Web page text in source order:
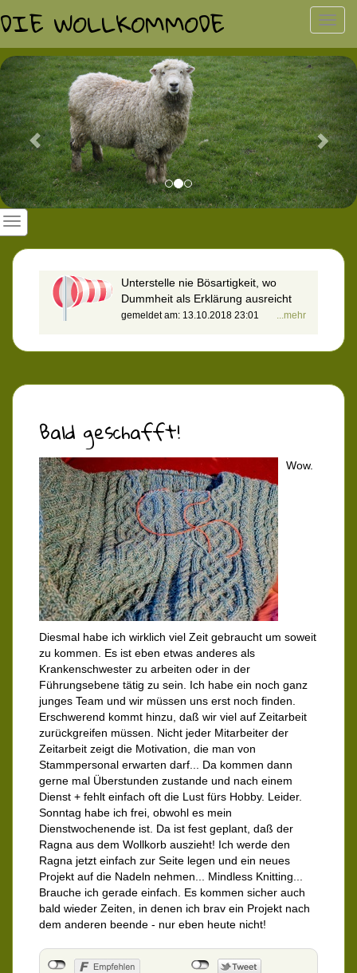
DIE WOLLKOMMODE
Previous
Unterstelle nie Bösartigkeit, wo
Dummheit als Erklärung ausreicht
...mehr
gemeldet am: 13.10.2018 23:01
Bald geschafft!
Wow.
Diesmal habe ich wirklich viel Zeit gebraucht um soweit
zu kommen. Es ist eben etwas anderes als
Krankenschwester zu arbeiten oder in der
Führungsebene tätig zu sein. Ich habe ein noch ganz
junges Team und wir müssen uns erst noch finden.
Erschwerend kommt hinzu, daß wir viel auf Zeitarbeit
zurückgreifen müssen. Nicht jeder Mitarbeiter der
Zeitarbeit zeigt die Motivation, die man von
Stammpersonal erwarten darf... Da kommen dann
gerne mal Überstunden zustande und nach einem
Dienst + fehlt einfach oft die Lust fürs Hobby. Leider.
Sonntag habe ich frei, obwohl es mein
Dienstwochenende ist. Da ist fest geplant, daß der
Ragna aus dem Wollkorb auszieht! Ich werde den
Ragna jetzt einfach zur Seite legen und ein neues
Projekt auf die Nadeln nehmen... Mindless Knitting...
Brauche ich gerade einfach. Es kommen sicher auch
bald wieder Zeiten, in denen ich brav ein Projekt nach
dem anderen beende - nur eben heute nicht!